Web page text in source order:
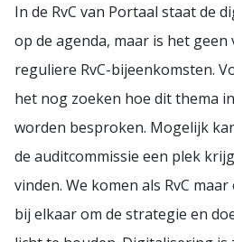
In de RvC van Portaal staat de
op de agenda, maar is het geen
reguliere RvC-bijeenkomsten.
het nog zoeken hoe dit thema
worden besproken. Mogelijk
de auditcommissie een plek
vinden. We komen als RvC
bij elkaar om de strategie en